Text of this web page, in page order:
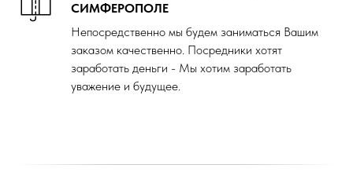
СИМФЕРОПОЛЕ
Непосредственно мы будем заниматься Вашим
заказом качественно. Посредники хотят
заработать деньги - Мы хотим заработать
уважение и будущее.